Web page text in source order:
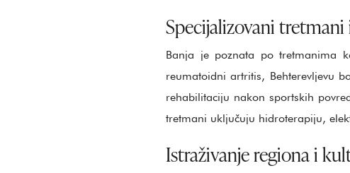
Specijalizovani
Banja je poznata po tretmanima
reumatoidni artritis, Behterevljevu
rehabilitaciju nakon sportskih
tretmani uključuju hidroterapiju,
Istraživanje regiona i